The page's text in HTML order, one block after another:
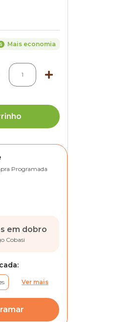
Mais economia
1
Programada
em dobro
Cobasi
Ver mais